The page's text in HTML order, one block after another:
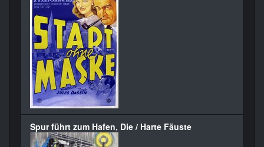
Spur führt zum Hafen, Die / Harte Fäuste